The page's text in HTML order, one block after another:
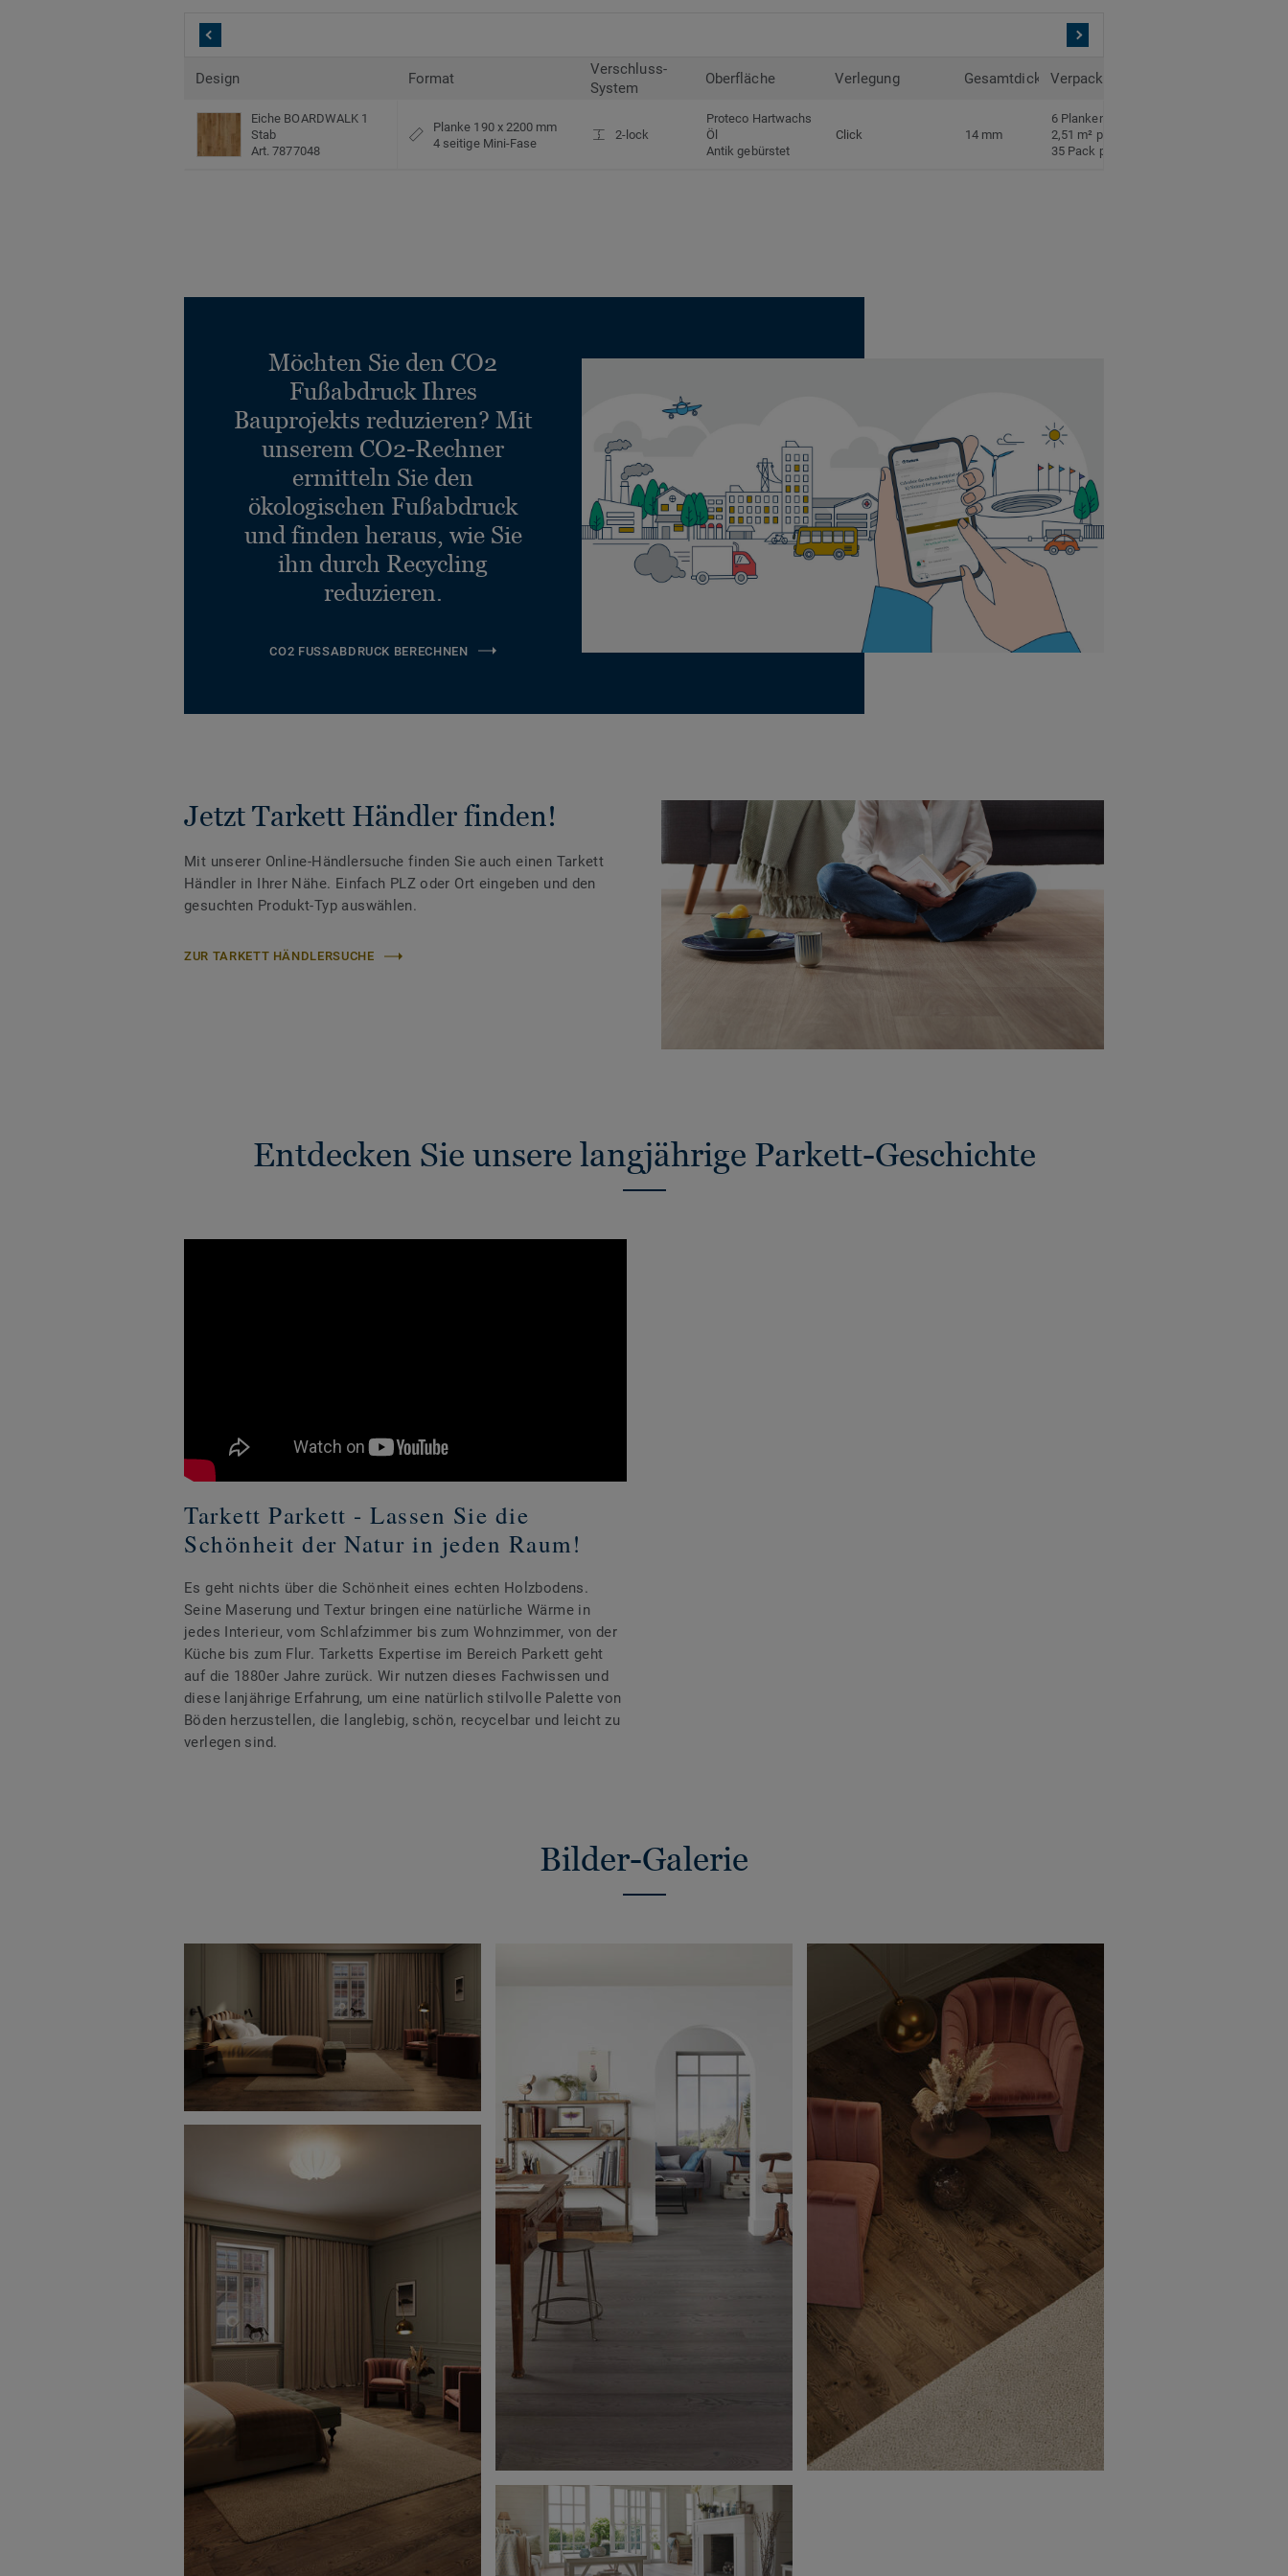
Design Format
Verschluss-
System
Oberfläche Verlegung Gesamtdicke Verpackung
Eiche BOARDWALK 1
Stab
Art. 7877048
Planke 190 x 2200 mm
4 seitige Mini-Fase
2-lock
Proteco Hartwachs
Öl
Antik gebürstet
Click 14 mm
6 Planken pro Pack
2,51 m² pro Pack
35 Pack pro Palette
Möchten Sie den CO2
Fußabdruck Ihres
Bauprojekts reduzieren? Mit
unserem CO2-Rechner
ermitteln Sie den
ökologischen Fußabdruck
und finden heraus, wie Sie
ihn durch Recycling
reduzieren.
CO2 FUSSABDRUCK BERECHNEN
Jetzt Tarkett Händler finden!
Mit unserer Online-Händlersuche finden Sie auch einen Tarkett
Händler in Ihrer Nähe. Einfach PLZ oder Ort eingeben und den
gesuchten Produkt-Typ auswählen.
ZUR TARKETT HÄNDLERSUCHE
Entdecken Sie unsere langjährige Parkett-Geschichte
Tarkett Parkett - Lassen Sie die
Schönheit der Natur in jeden Raum!
Es geht nichts über die Schönheit eines echten Holzbodens.
Seine Maserung und Textur bringen eine natürliche Wärme in
jedes Interieur, vom Schlafzimmer bis zum Wohnzimmer, von der
Küche bis zum Flur. Tarketts Expertise im Bereich Parkett geht
auf die 1880er Jahre zurück. Wir nutzen dieses Fachwissen und
diese lanjährige Erfahrung, um eine natürlich stilvolle Palette von
Böden herzustellen, die langlebig, schön, recycelbar und leicht zu
verlegen sind.
Bilder-Galerie